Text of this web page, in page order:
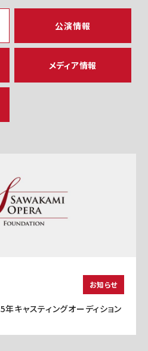
公演情報
メディア情報
お知らせ
年キャスティングオーディション